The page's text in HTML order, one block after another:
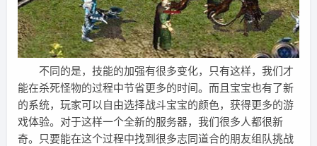
不同的是，技能的加强有很多变化，只有这样，我们才
能在杀死怪物的过程中节省更多的时间。而且宝宝也有了新
的系统，玩家可以自由选择战斗宝宝的颜色，获得更多的游
戏体验。对于这样一个全新的服务器，我们很多人都很新
奇。只要能在这个过程中找到很多志同道合的朋友组队挑战